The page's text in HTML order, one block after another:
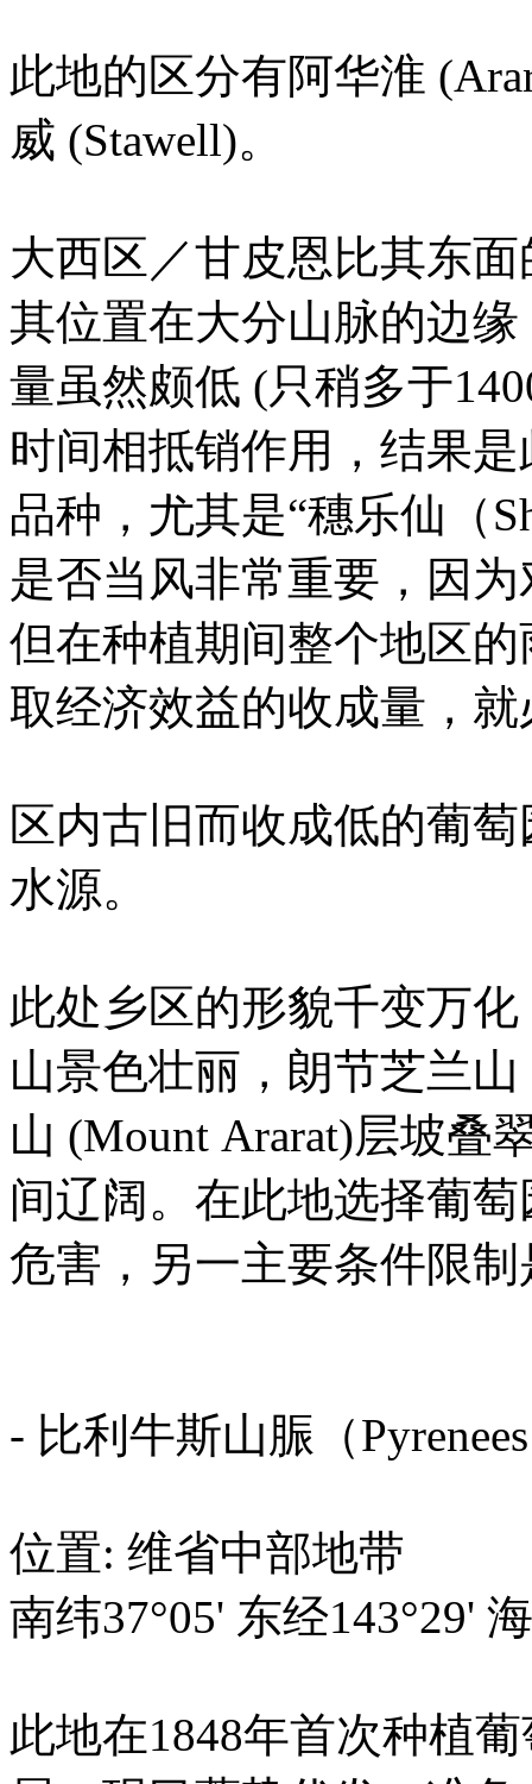
此地的区分有阿华淮
威 (Stawell)。
大西区／甘皮恩比其东
其位置在大分山脉的边
量虽然颇低 (只稍多于
时间相抵销作用，结果
品种，尤其是“穗乐仙（
是否当风非常重要，因
但在种植期间整个地区
取经济效益的收成量，
区内古旧而收成低的葡
水源。
此处乡区的形貌千变万
山景色壮丽，朗节芝兰
山 (Mount Ararat)层坡叠
间辽阔。在此地选择葡
危害，另一主要条件限
- 比利牛斯山脤（
位置: 维省中部地带
南纬37°05' 东经143°29'
此地在1848年首次种植